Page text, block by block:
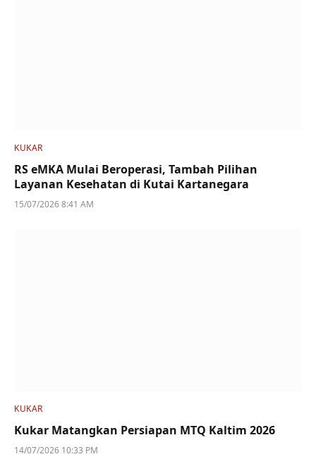
KUKAR
RS eMKA Mulai Beroperasi, Tambah Pilihan
Layanan Kesehatan di Kutai Kartanegara
15/07/2026 8:41 AM
KUKAR
Kukar Matangkan Persiapan MTQ Kaltim 2026
14/07/2026 10:33 PM